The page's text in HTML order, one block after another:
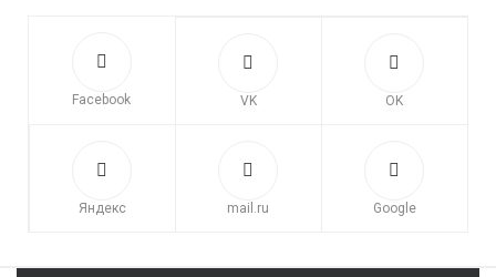
Facebook VK OK
Яндекс mail.ru Google